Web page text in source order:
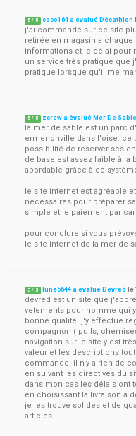
5 / 5 coco164 a évalué Décathlon
j'ai commandé sur ce site
retirée en magasin a
informations et le délai pour
un service très pratique que
pratique lorsque qu'il me
5 / 5 zcrew a évalué Mer De Sable
la mer de sable est un parc
ermenonville dans l'oise. ce
possibilité de reserver ses
de base est assez faible à la
abordable grâce à ce
le site internet est agréable
nécessaires pour préparer
simple et le paiement par
pour conclure si vous
le site internet de la mer de
5 / 5 lune5644 a évalué Devred le
devred est un site que
vetements pour homme qui
bonne qualité. j'y effectue
compagnon ( pulls,
navigation sur le site y est
valeur et les descriptions
commande, il n'y a rien de
en suivant les directives du
dans mon cas les délais ont
en choisissant la livraison à
je les trouve solides et de
articles.